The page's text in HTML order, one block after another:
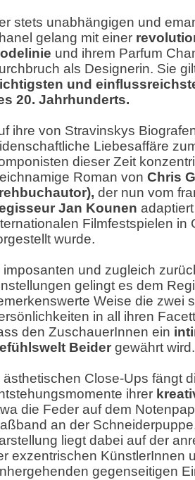
stets unabhängigen und
gelang mit einer
und ihrem Parfum
als Designerin. Sie
und
20. Jahrhunderts.
ihre von Stravinskys
Liebesaffäre
dieser Zeit
Roman von Chris
der nun vom
Jan Kounen
Filmfestspielen in
wurde.
imposanten und zugleich
gelingt es dem
Weise die zwei
in all ihren
den ZuschauerInnen ein
Beider gewährt wird.
ästhetischen Close-Ups fängt
ihrer
die Feder auf dem
an der
liegt dabei auf der
exzentrischen KünstlerInnen
gegenseitigen